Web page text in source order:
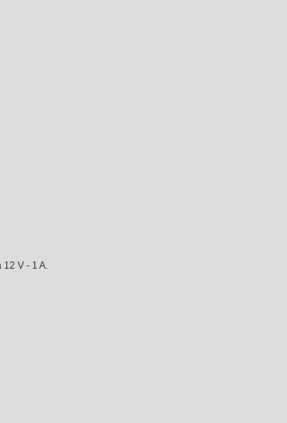
V - 1 A.